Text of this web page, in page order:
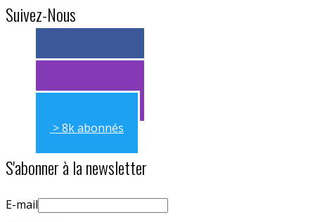
Suivez-Nous
> 11k abonnés
> 11k abonnés
> 8k abonnés
S'abonner à la newsletter
E-mail